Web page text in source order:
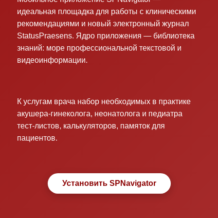
идеальная площадка для работы с клиническими
рекомендациями и новый электронный журнал
StatusPraesens. Ядро приложения — библиотека
знаний: море профессиональной текстовой и
видеоинформации.
К услугам врача набор необходимых в практике
акушера-гинеколога, неонатолога и педиатра
тест-листов, калькуляторов, памяток для
пациентов.
Установить SPNavigator